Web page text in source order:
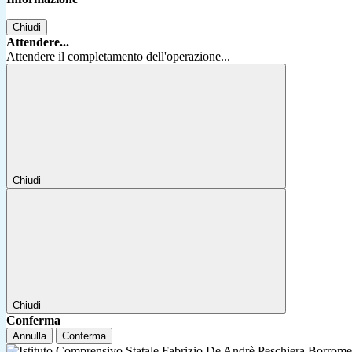
Chiudi
Attendere...
Attendere il completamento dell'operazione...
Chiudi
Chiudi
Conferma
Annulla Conferma